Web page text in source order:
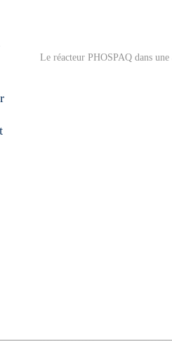
Le réacteur PHOSPAQ dans